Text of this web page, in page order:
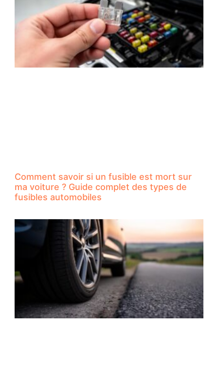
Comment savoir si un fusible est mort sur
ma voiture ? Guide complet des types de
fusibles automobiles